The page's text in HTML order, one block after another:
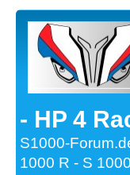
- HP 4
S1000-
1000 R - S